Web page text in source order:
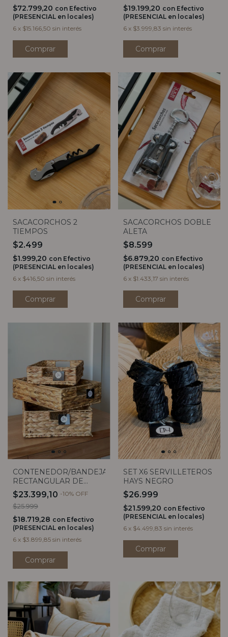
$72.799,20 con Efectivo
(PRESENCIAL en locales)
6 x $15.166,50 sin interés
Comprar
$19.199,20 con Efectivo
(PRESENCIAL en locales)
6 x $3.999,83 sin interés
SACACORCHOS 2
TIEMPOS
$2.499
$1.999,20 con Efectivo
(PRESENCIAL en locales)
6 x $416,50 sin interés
SACACORCHOS DOBLE
ALETA
$8.599
$6.879,20 con Efectivo
(PRESENCIAL en locales)
6 x $1.433,17 sin interés
CONTENEDOR/BANDEJA
RECTANGULAR DE
JACINTO (3 TAMAÑOS)
$23.399,10 -10% OFF
$25.999
$18.719,28 con Efectivo
(PRESENCIAL en locales)
6 x $3.899,85 sin interés
Comprar
SET X6 SERVILLETEROS
HAYS NEGRO
$26.999
$21.599,20 con Efectivo
(PRESENCIAL en locales)
6 x $4.499,83 sin interés